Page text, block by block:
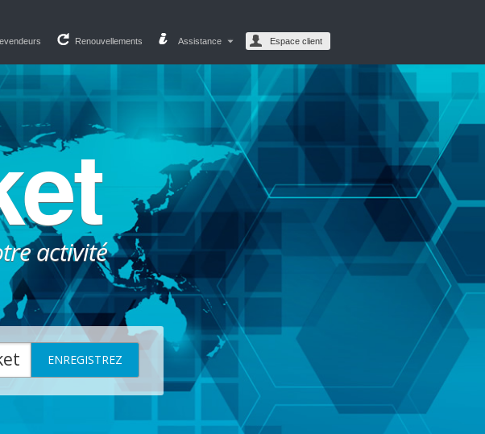
Renouvellements Assistance Espace client
activité